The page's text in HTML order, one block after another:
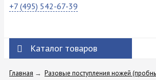
+7 (495) 542-67-39
Каталог товаров
Главная → Разовые поступления ножей